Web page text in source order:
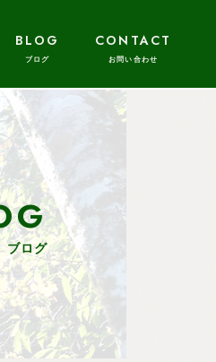
BLOG CONTACT
ブログ